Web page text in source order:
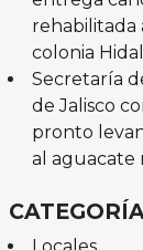
rehabilitada
colonia
Secretaría
de Jalisco
pronto
al aguacate
Locales